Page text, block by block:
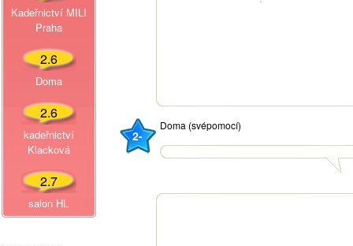
Kadeřnictví MILI
Praha
2.6
Doma
2.6
kadeřnictví
Klacková
2.7
salon HL
2-
Doma (svépomocí)